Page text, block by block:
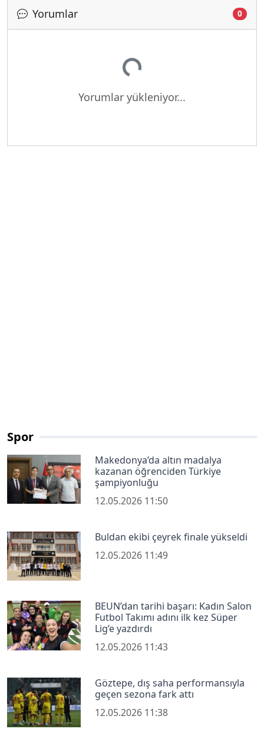
Yorumlar 0
Yükleniyor...
Yorumlar yükleniyor...
Spor
Makedonya’da altın madalya
kazanan öğrenciden Türkiye
şampiyonluğu
12.05.2026 11:50
Buldan ekibi çeyrek finale yükseldi
12.05.2026 11:49
BEUN’dan tarihi başarı: Kadın Salon
Futbol Takımı adını ilk kez Süper
Lig’e yazdırdı
12.05.2026 11:43
Göztepe, dış saha performansıyla
geçen sezona fark attı
12.05.2026 11:38